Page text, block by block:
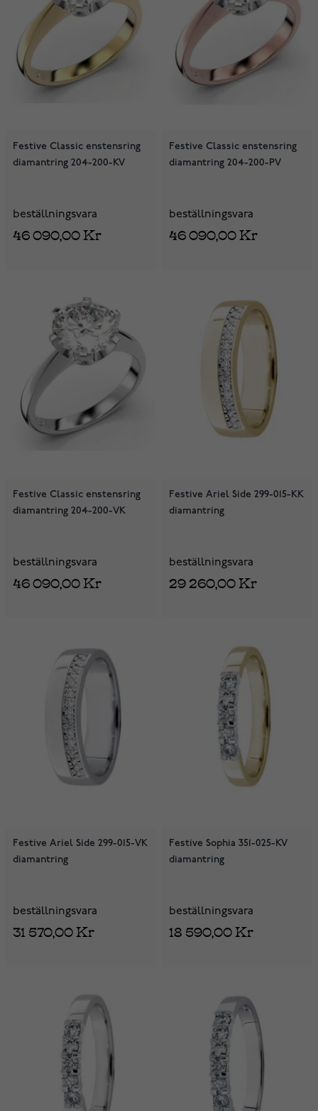
Festive Classic enstensring
diamantring 204-200-KV
beställningsvara
46 090,00 Kr
Festive Classic enstensring
diamantring 204-200-PV
beställningsvara
46 090,00 Kr
Festive Classic enstensring
diamantring 204-200-VK
beställningsvara
46 090,00 Kr
Festive Ariel Side 299-015-KK
diamantring
beställningsvara
29 260,00 Kr
Festive Ariel Side 299-015-VK
diamantring
beställningsvara
31 570,00 Kr
Festive Sophia 351-025-KV
diamantring
beställningsvara
18 590,00 Kr